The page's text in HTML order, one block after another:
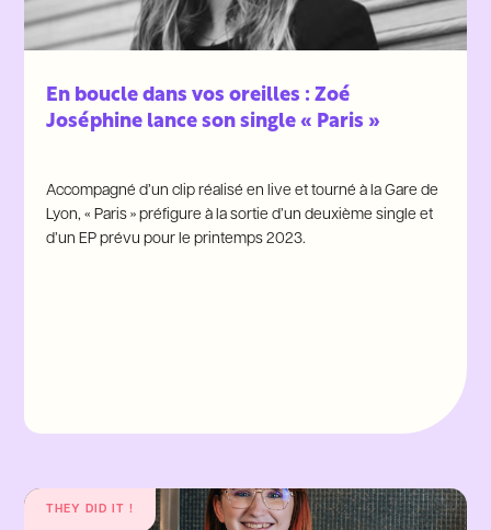
En boucle dans vos oreilles : Zoé
Joséphine lance son single « Paris »
Accompagné d’un clip réalisé en live et tourné à la Gare de
Lyon, « Paris » préfigure à la sortie d’un deuxième single et
d’un EP prévu pour le printemps 2023.
THEY DID IT !